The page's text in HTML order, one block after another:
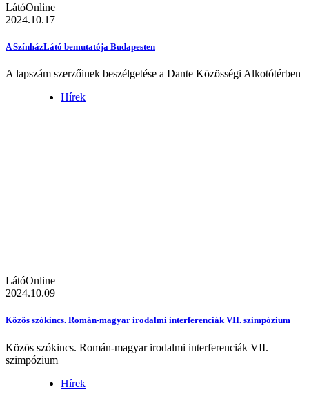
LátóOnline
2024.10.17
A SzínházLátó bemutatója Budapesten
A lapszám szerzőinek beszélgetése a Dante Közösségi Alkotótérben
Hírek
LátóOnline
2024.10.09
Közös szókincs. Román-magyar irodalmi interferenciák VII. szimpózium
Közös szókincs. Román-magyar irodalmi interferenciák VII.
szimpózium
Hírek